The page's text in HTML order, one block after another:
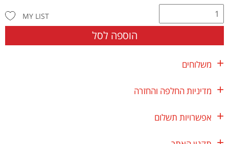
הוספה לסל
MY LIST
משלוחים
מדיניות החלפה והחזרה
אפשרויות תשלום